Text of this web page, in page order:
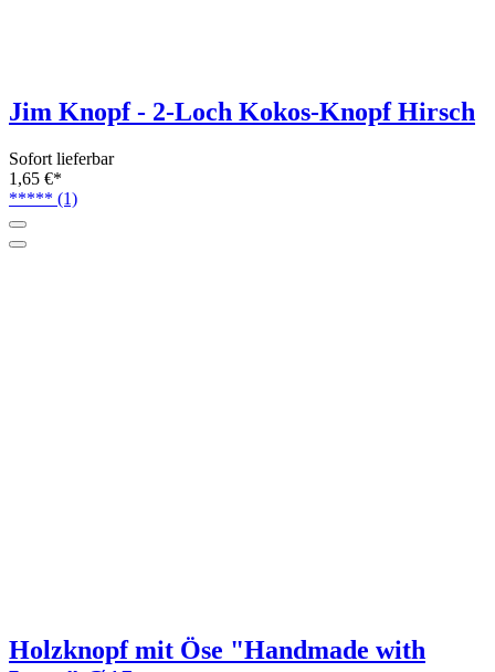
Jim Knopf - 2-Loch Kokos-Knopf Hirsch
Sofort lieferbar
1,65 €*
***** (1)
Holzknopf mit Öse "Handmade with